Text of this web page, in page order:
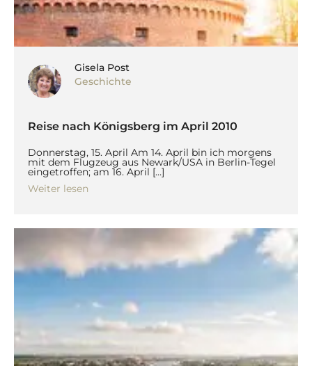
Gisela Post
Geschichte
Reise nach Königsberg im April 2010
Donnerstag, 15. April Am 14. April bin ich morgens
mit dem Flugzeug aus Newark/USA in Berlin-Tegel
eingetroffen; am 16. April […]
Weiter lesen